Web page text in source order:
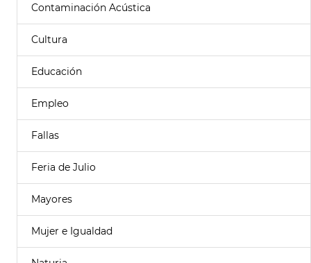
Contaminación Acústica
Cultura
Educación
Empleo
Fallas
Feria de Julio
Mayores
Mujer e Igualdad